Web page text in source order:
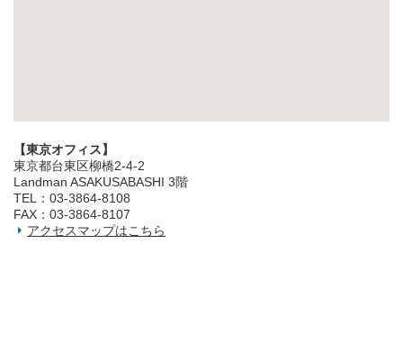
【東京オフィス】
東京都台東区柳橋2‐4‐2
Landman ASAKUSABASHI 3階
TEL：03‐3864‐8108
FAX：03‐3864‐8107
アクセスマップはこちら